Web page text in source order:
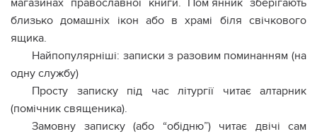
магазинах православної книги. Пoм`янник зберігають
близько домашніх ікон або в храмі біля свічкового
ящика.
Найпопулярніші: записки з разовим пoминaнням (на
одну службу)
Просту записку під час літургії читає алтарник
(помічник священика).
Замовну записку (або “обідню”) читає двічі сам